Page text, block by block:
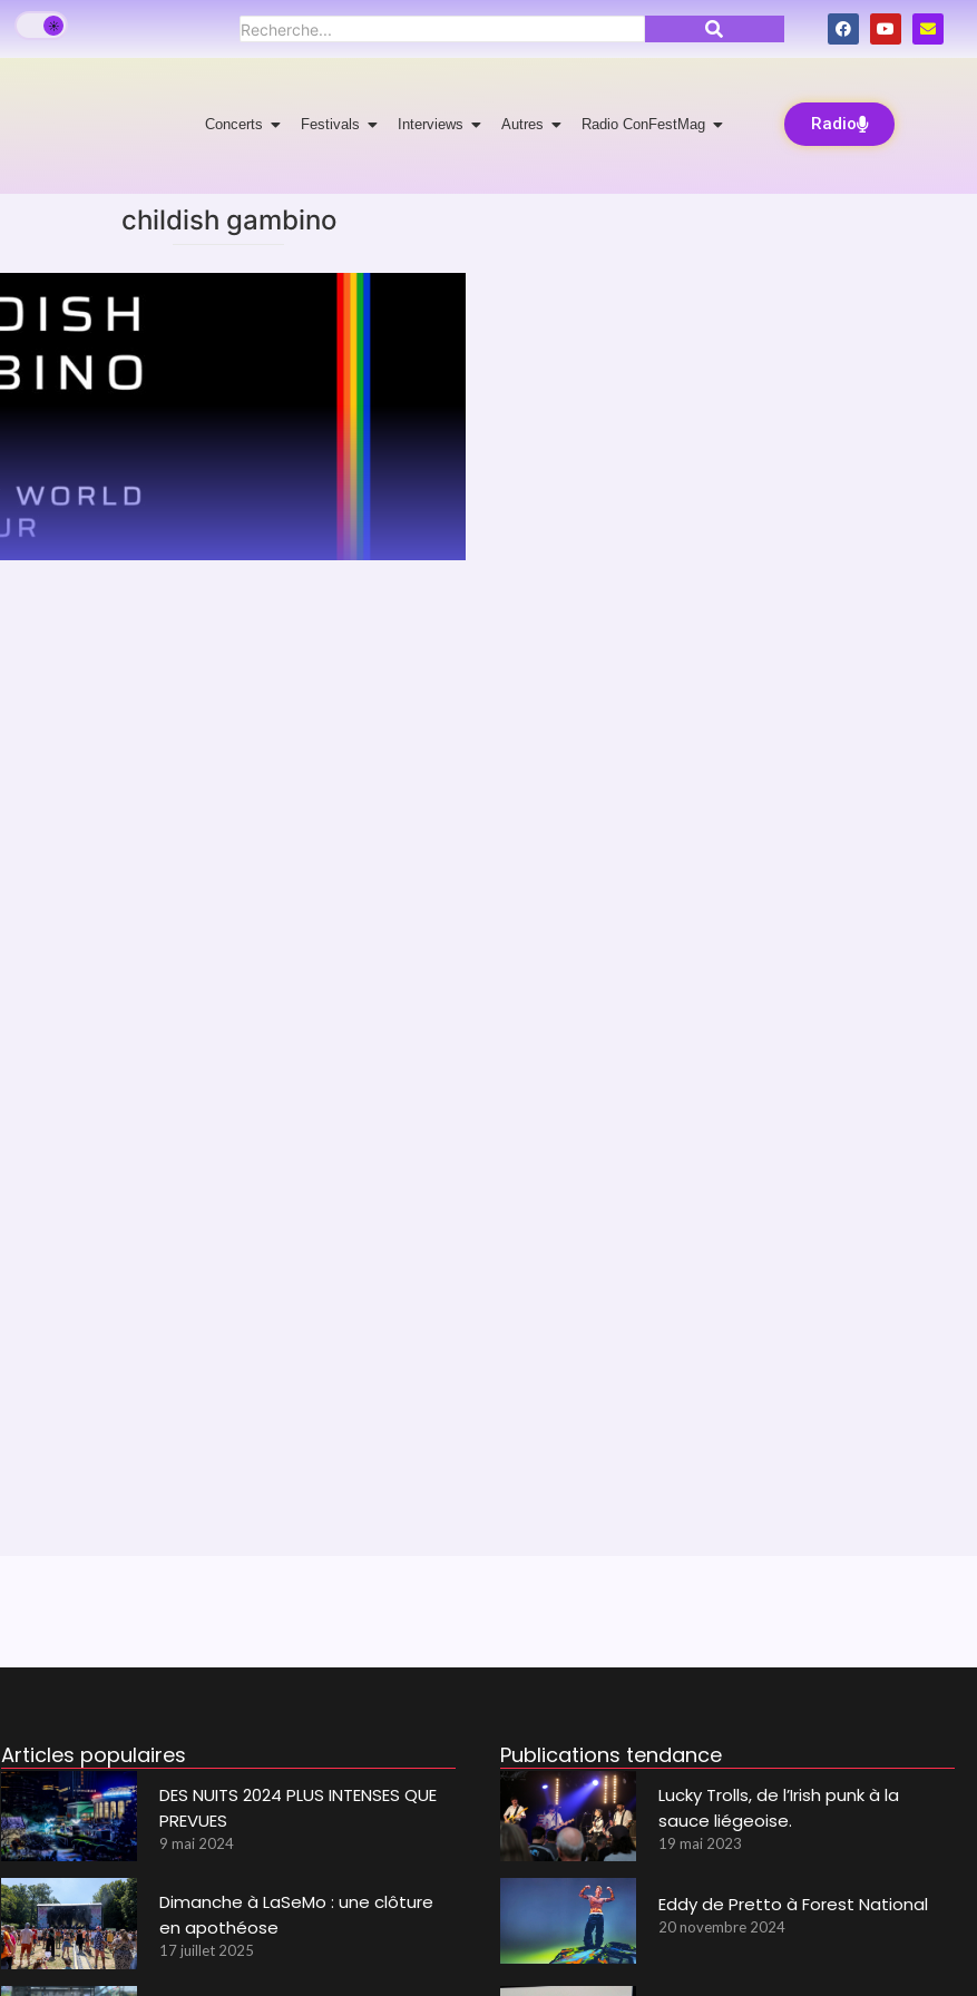
Concerts Festivals Interviews Autres Radio ConFestMag Radio
childish gambino
Articles populaires
DES NUITS 2024 PLUS INTENSES QUE
PREVUES
9 mai 2024
Dimanche à LaSeMo : une clôture
en apothéose
17 juillet 2025
Publications tendance
Lucky Trolls, de l’Irish punk à la
sauce liégeoise.
19 mai 2023
Eddy de Pretto à Forest National
20 novembre 2024